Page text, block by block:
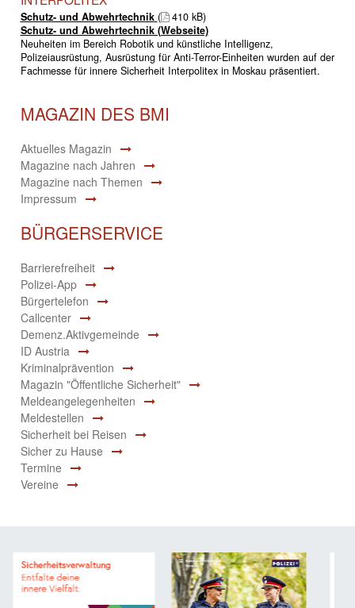
Schutz- und Abwehrtechnik (
410 kB)
Schutz- und Abwehrtechnik (Webseite)
Neuheiten im Bereich Robotik und künstliche Intelligenz,
Polizeiausrüstung, Ausrüstung für Anti-Terror-Einheiten wurden auf der
Fachmesse für innere Sicherheit Interpolitex in Moskau präsentiert.
MAGAZIN DES BMI
Aktuelles Magazin
Magazine nach Jahren
Magazine nach Themen
Impressum
BÜRGERSERVICE
Barrierefreiheit
Polizei-App
Bürgertelefon
Callcenter
Demenz.Aktivgemeinde
ID Austria
Kriminalprävention
Magazin "Öffentliche Sicherheit"
Meldeangelegenheiten
Meldestellen
Sicherheit bei Reisen
Sicher zu Hause
Termine
Vereine